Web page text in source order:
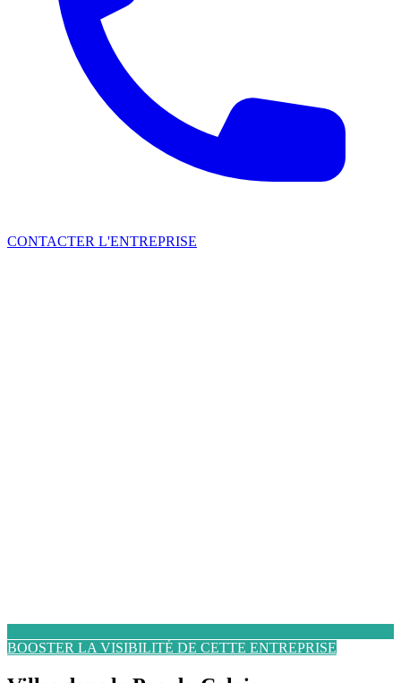
CONTACTER L'ENTREPRISE
BOOSTER LA VISIBILITÉ DE CETTE ENTREPRISE